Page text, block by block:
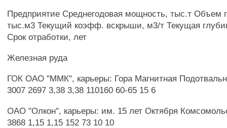
Предприятие Среднегодовая мощность, тыс.т Объем
тыс.м3 Текущий коэфф. вскрыши, м3/т Текущая
Срок отработки, лет
Железная руда
ГОК ОАО "ММК", карьеры: Гора Магнитная
3007 2697 3,38 3,38 110160 60-65 15 6
ОАО "Олкон", карьеры: им. 15 лет Октября
3868 1,15 1,15 152 73 10 10